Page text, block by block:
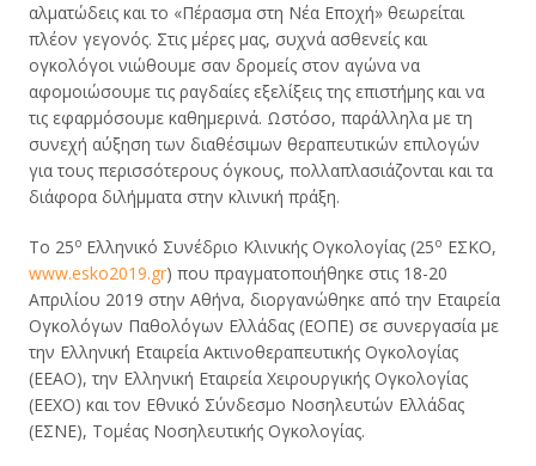
αλματώδεις και το «Πέρασμα στη Νέα Εποχή» θεωρείται
πλέον γεγονός. Στις μέρες μας, συχνά ασθενείς και
ογκολόγοι νιώθουμε σαν δρομείς στον αγώνα να
αφομοιώσουμε τις ραγδαίες εξελίξεις της επιστήμης και να
τις εφαρμόσουμε καθημερινά. Ωστόσο, παράλληλα με τη
συνεχή αύξηση των διαθέσιμων θεραπευτικών επιλογών
για τους περισσότερους όγκους, πολλαπλασιάζονται και τα
διάφορα διλήμματα στην κλινική πράξη.
Το 25ο Ελληνικό Συνέδριο Κλινικής Ογκολογίας (25ο ΕΣΚΟ,
www.esko2019.gr) που πραγματοποιήθηκε στις 18-20
Απριλίου 2019 στην Αθήνα, διοργανώθηκε από την Εταιρεία
Ογκολόγων Παθολόγων Ελλάδας (ΕΟΠΕ) σε συνεργασία με
την Ελληνική Εταιρεία Ακτινοθεραπευτικής Ογκολογίας
(ΕΕΑΟ), την Ελληνική Εταιρεία Χειρουργικής Ογκολογίας
(ΕΕΧΟ) και τον Εθνικό Σύνδεσμο Νοσηλευτών Ελλάδας
(ΕΣΝΕ), Τομέας Νοσηλευτικής Ογκολογίας.